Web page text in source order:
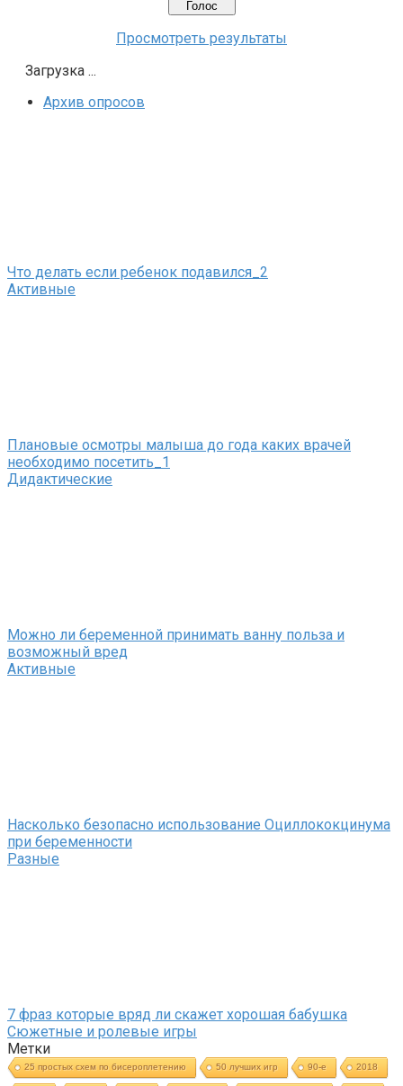
Просмотреть результаты
Загрузка ...
Архив опросов
Что делать если ребенок подавился_2
Активные
Плановые осмотры малыша до года каких врачей
необходимо посетить_1
Дидактические
Можно ли беременной принимать ванну польза и
возможный вред
Активные
Насколько безопасно использование Оциллококцинума
при беременности
Разные
7 фраз которые вряд ли скажет хорошая бабушка
Сюжетные и ролевые игры
Метки
25 простых схем по бисероплетению 50 лучших игр 90-е 2018